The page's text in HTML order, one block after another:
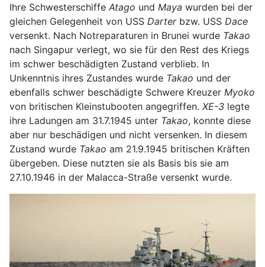
Ihre Schwesterschiffe Atago und Maya wurden bei der
gleichen Gelegenheit von USS Darterbzw. USS Dace
versenkt. Nach Notreparaturen in Brunei wurde Takao
nach Singapur verlegt, wo sie für den Rest des Kriegs
im schwer beschädigten Zustand verblieb. In
Unkenntnis ihres Zustandes wurde Takao und der
ebenfalls schwer beschädigte Schwere Kreuzer Myoko
von britischen Kleinstubooten angegriffen. XE-3 legte
ihre Ladungen am 31.7.1945 unter Takao, konnte diese
aber nur beschädigen und nicht versenken. In diesem
Zustand wurde Takao am 21.9.1945 britischen Kräften
übergeben. Diese nutzten sie als Basis bis sie am
27.10.1946 in der Malacca-Straße versenkt wurde.